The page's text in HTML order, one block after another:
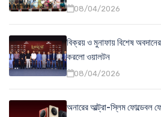
08/04/2026
বিক্রয় ও মুনাফায় বিশেষ
করলো ওয়ালটন
08/04/2026
অনারের আল্ট্রা-স্লিম ফোল্ডেবল